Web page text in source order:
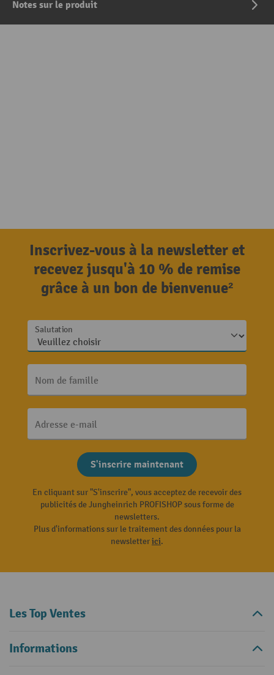
Notes sur le produit
Inscrivez-vous à la newsletter et
recevez jusqu'à 10 % de remise
grâce à un bon de bienvenue²
Salutation
Nom de famille
Adresse e-mail
S'inscrire maintenant
En cliquant sur "S'inscrire", vous acceptez de recevoir des
publicités de Jungheinrich PROFISHOP sous forme de
newsletters.
Plus d'informations sur le traitement des données pour la
newsletterici.
Les Top Ventes
Informations